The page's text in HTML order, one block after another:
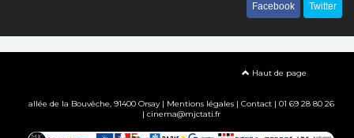
Facebook Twitter
Haut de page
allée de la Bouvêche, 91400 Orsay | Mentions légales| Contact| 01 69 28 80 26
| cinema@mjctati.fr